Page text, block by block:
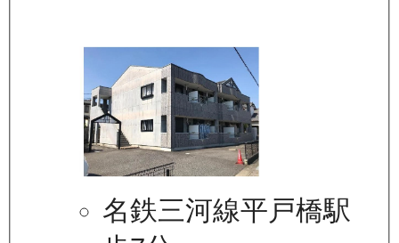
名鉄三河線平戸橋駅